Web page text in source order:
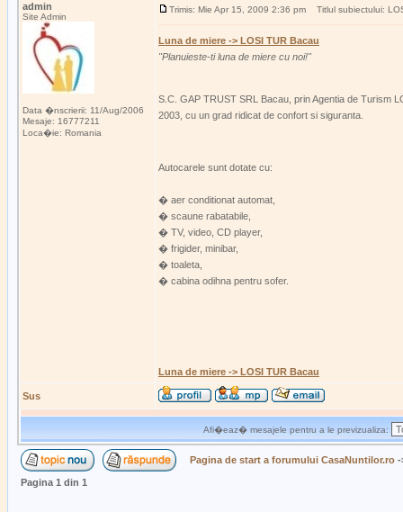
admin
Site Admin
Data �nscrierii: 11/Aug/2006
Mesaje: 16777211
Loca�ie: Romania
Trimis: Mie Apr 15, 2009 2:36 pm Titlul subiectului:
Luna de miere -> LOSI TUR Bacau
"Planuieste-ti luna de miere cu noi!"
S.C. GAP TRUST SRL Bacau, prin Agentia de Turism
2003, cu un grad ridicat de confort si siguranta.
Autocarele sunt dotate cu:
� aer conditionat automat,
� scaune rabatabile,
� TV, video, CD player,
� frigider, minibar,
� toaleta,
� cabina odihna pentru sofer.
Luna de miere -> LOSI TUR Bacau
Sus
Afi�eaz� mesajele pentru a le previzualiza:
Pagina de start a forumului CasaNuntilor.ro
Pagina 1 din 1